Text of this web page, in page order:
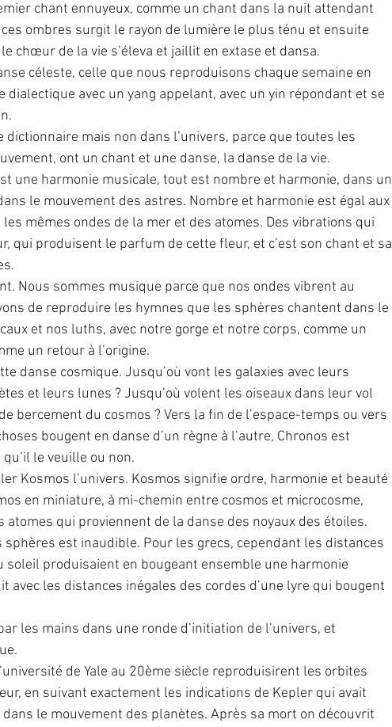
chant ennuyeux, comme un chant dans la nuit attendant
ombres surgit le rayon de lumière le plus ténu et ensuite
chœur de la vie s’éleva et jaillit en extase et dansa.
céleste, celle que nous reproduisons chaque semaine en
dialectique avec un yang appelant, avec un yin répondant et se
mais non dans l’univers, parce que toutes les
ont un chant et une danse, la danse de la vie.
une harmonie musicale, tout est nombre et harmonie, dans un
le mouvement des astres. Nombre et harmonie est égal aux
mêmes ondes de la mer et des atomes. Des vibrations qui
qui produisent le parfum de cette fleur, et c’est son chant et sa
Nous sommes musique parce que nos ondes vibrent au
de reproduire les hymnes que les sphères chantent dans le
et nos luths, avec notre gorge et notre corps, comme un
un retour à l’origine.
danse cosmique. Jusqu’où vont les galaxies avec leurs
et leurs lunes ? Jusqu’où volent les oiseaux dans leur vol
bercement du cosmos ? Vers la fin de l’espace-temps ou vers
bougent en danse d’un règne à l’autre, Chronos est
le veuille ou non.
Kosmos l’univers. Kosmos signifie ordre, harmonie et beauté
en miniature, à mi-chemin entre cosmos et microcosme,
atomes qui proviennent de la danse des noyaux des étoiles.
est inaudible. Pour les grecs, cependant les distances
soleil produisaient en bougeant ensemble une harmonie
avec les distances inégales des cordes d’une lyre qui bougent
les mains dans une ronde d’initiation de l’univers, et
de Yale au 20ème siècle reproduisirent les orbites
en suivant exactement les indications de Kepler qui avait
le mouvement des planètes. Après sa mort on découvrit